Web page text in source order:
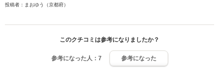
投稿者：まおゆう（京都府）
このクチコミは参考になりましたか？
参考になった人： 7 参考になった